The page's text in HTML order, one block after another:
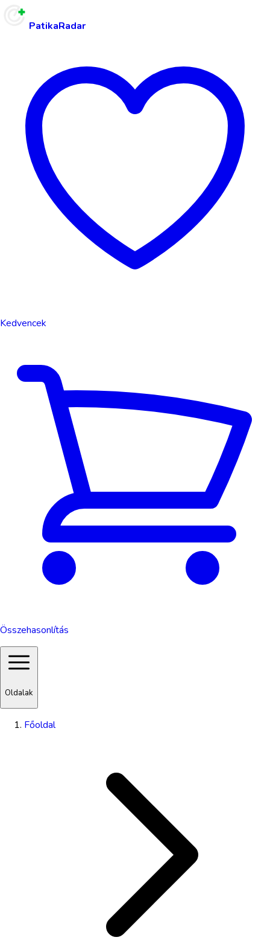
PatikaRadar
Kedvencek
Összehasonlítás
Oldalak
Főoldal